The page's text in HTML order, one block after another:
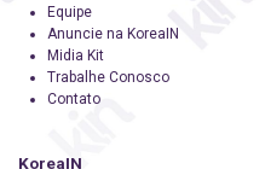
Equipe
Anuncie na KoreaIN
Midia Kit
Trabalhe Conosco
Contato
KoreaIN